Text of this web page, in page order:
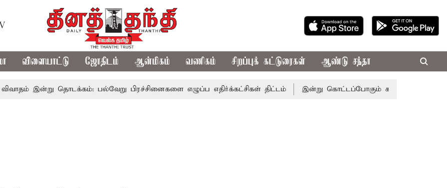
விளையாட்டு ஜோதிடம் ஆன்மிகம் வணிகம் சிறப்புக் கட்டுரைகள் ஆண்டு சந்தா
தொடக்கம்: பல்வேறு பிரச்சினைகளை எழுப்ப எதிர்க்கட்சிகள் திட்டம் இன்று கொட்டப்போகும் கனமழை.. எந்தெந்த